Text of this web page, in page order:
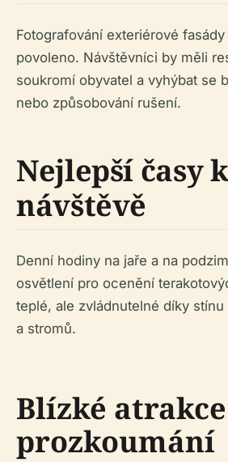
Fotografování exteriérové
povoleno. Návštěvníci by měli
soukromí obyvatel a vyhýbat se
nebo způsobování rušení.
Nejlepší časy k
návštěvě
Denní hodiny na jaře a na
osvětlení pro ocenění
teplé, ale zvládnutelné díky
a stromů.
Blízké
prozkoumání